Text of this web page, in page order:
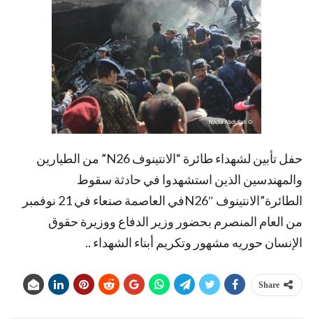
حفل تأبين لشهداء طائرة “الانتينوف N26” من الطيارين
والمهندسين الذين استشهدوا في حادثة سقوط
الطائرة”الانتينوف N26″في العاصمة صنعاء في 21 نوفمبر
من العام المنصرم بحضور وزير الدفاع ووزيرة حقوق
الإنسان حوريه مشهور وتكريم أبناء الشهداء ..
Share